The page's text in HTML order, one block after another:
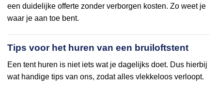
een duidelijke offerte zonder verborgen kosten. Zo weet je
waar je aan toe bent.
Tips voor het huren van een bruiloftstent
Een tent huren is niet iets wat je dagelijks doet. Dus hierbij
wat handige tips van ons, zodat alles vlekkeloos verloopt.